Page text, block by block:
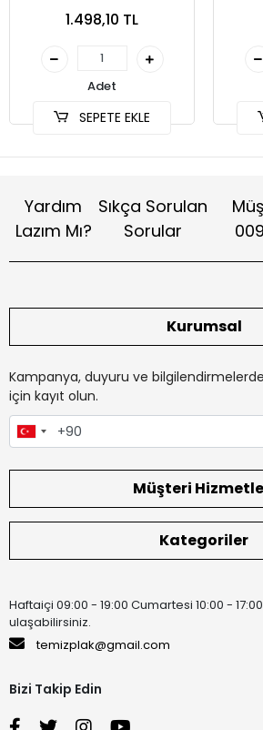
1.498,10 TL
Adet
SEPETE EKLE
Yardım
Lazım Mı?
Sıkça Sorulan
Sorular
Kurumsal
Kampanya, duyuru ve
için kayıt olun.
Müşteri
Kategoriler
Haftaiçi 09:00 - 19:00 Cumartesi 10:00 -
ulaşabilirsiniz.
temizplak@gmail.com
Bizi Takip Edin